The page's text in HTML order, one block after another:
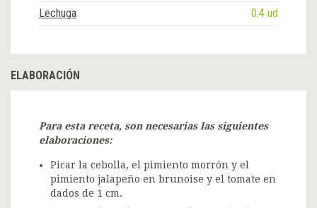
Lechuga
0.4 ud
ELABORACIÓN
Para esta receta, son necesarias las siguientes
elaboraciones:
Picar la cebolla, el pimiento morrón y el
pimiento jalapeño en brunoise y el tomate en
dados de 1 cm.